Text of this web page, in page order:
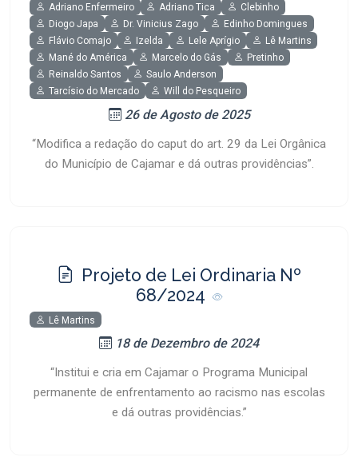
Adriano Enfermeiro Adriano Tica
Clebinho
Diogo Japa
Dr. Vinicius Zago
Edinho Domingues
Flávio Comajo
Izelda Lele Aprígio
Lê Martins
Mané do América
Marcelo do Gás
Pretinho
Reinaldo Santos
Saulo Anderson
Tarcísio do Mercado
Will do Pesqueiro
26 de Agosto de 2025
“Modifica a redação do caput do art. 29 da Lei Orgânica
do Município de Cajamar e dá outras providências”.
Projeto de Lei Ordinaria Nº
68/2024
Lê Martins
18 de Dezembro de 2024
“Institui e cria em Cajamar o Programa Municipal
permanente de enfrentamento ao racismo nas escolas
e dá outras providências.”